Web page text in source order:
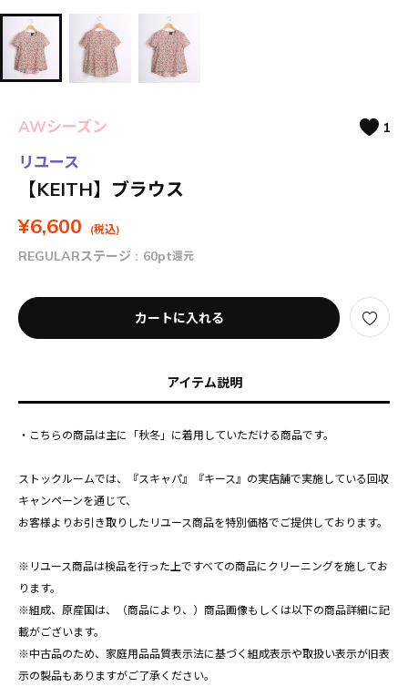
AWシーズン 1
リユース
【KEITH】ブラウス
¥6,600 (税込)
REGULARステージ : 60pt還元
カートに入れる
アイテム説明
・こちらの商品は主に「秋冬」に着用していただける商品です。
ストックルームでは、『スキャパ』『キース』の実店舗で実施している回収
キャンペーンを通じて、
お客様よりお引き取りしたリユース商品を特別価格でご提供しております。
※リユース商品は検品を行った上ですべての商品にクリーニングを施してお
ります。
※組成、原産国は、（商品により、）商品画像もしくは以下の商品詳細に記
載がございます。
※中古品のため、家庭用品品質表示法に基づく組成表示や取扱い表示が旧表
示の製品もありますがご了承ください。